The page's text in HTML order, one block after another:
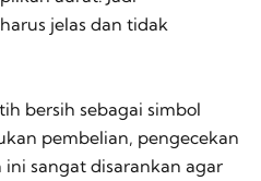
jelas dan tidak
bersih sebagai simbol
pembelian, pengecekan
sangat disarankan agar